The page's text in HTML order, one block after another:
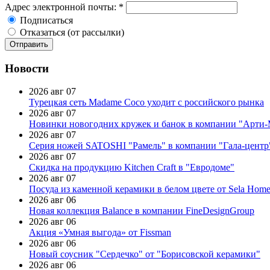
Адрес электронной почты: *
Подписаться
Отказаться (от рассылки)
Новости
2026 авг 07
Турецкая сеть Madame Coco уходит с российского рынка
2026 авг 07
Новинки новогодних кружек и банок в компании
2026 авг 07
Серия ножей SATOSHI "Рамель" в компании "Гала-
2026 авг 07
Скидка на продукцию Kitchen Craft в "Евродоме"
2026 авг 07
Посуда из каменной керамики в белом цвете от Sela Home
2026 авг 06
Новая коллекция Balance в компании FineDesignGroup
2026 авг 06
Акция «Умная выгода» от Fissman
2026 авг 06
Новый соусник "Сердечко" от "Борисовской керамики"
2026 авг 06